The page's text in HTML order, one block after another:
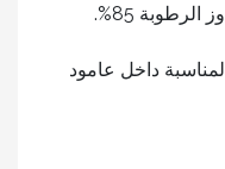
85%.
داخل عامود